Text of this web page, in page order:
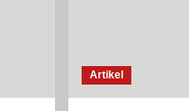
Artikel